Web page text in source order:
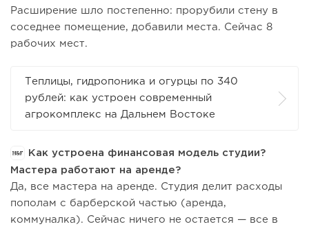
Расширение шло постепенно: прорубили стену в
соседнее помещение, добавили места. Сейчас 8
рабочих мест.
Теплицы, гидропоника и огурцы по 340
рублей: как устроен современный
агрокомплекс на Дальнем Востоке
Как устроена финансовая модель студии?
Мастера работают на аренде?
Да, все мастера на аренде. Студия делит расходы
пополам с барберской частью (аренда,
коммуналка). Сейчас ничего не остается — все в